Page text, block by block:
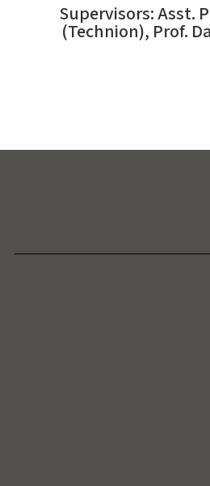
Supervisors: Asst.
(Technion), Prof.